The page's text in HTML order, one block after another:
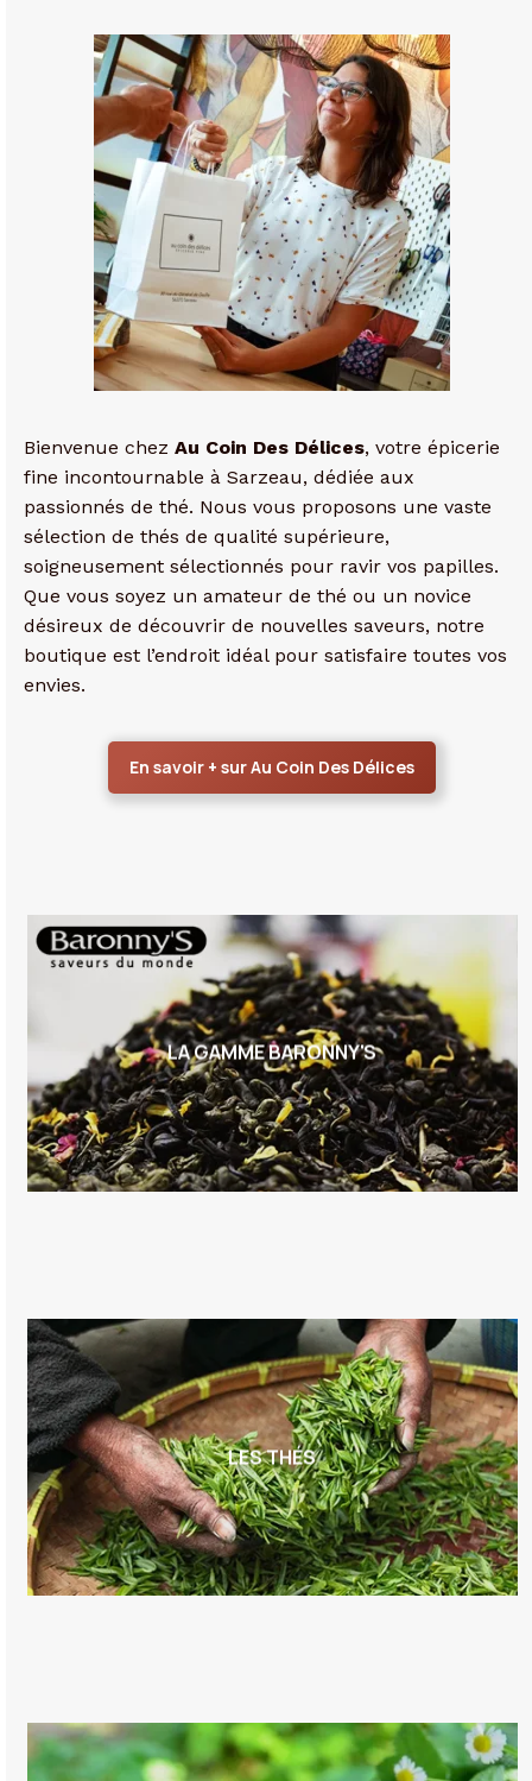
Bienvenue chez Au Coin Des Délices, votre épicerie
fine incontournable à Sarzeau, dédiée aux
passionnés de thé. Nous vous proposons une vaste
sélection de thés de qualité supérieure,
soigneusement sélectionnés pour ravir vos papilles.
Que vous soyez un amateur de thé ou un novice
désireux de découvrir de nouvelles saveurs, notre
boutique est l’endroit idéal pour satisfaire toutes vos
envies.
En savoir + sur Au Coin Des Délices
LA GAMME BARONNY'S
LES THÉS